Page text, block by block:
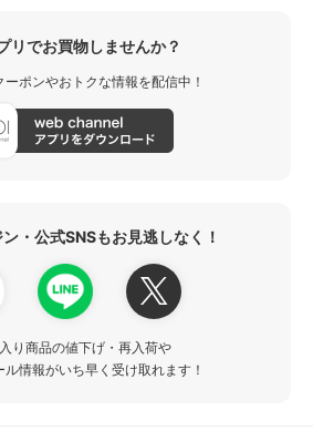
リでお買物しませんか？
ーポンやおトクな情報を配信中！
・公式SNSもお見逃しなく！
り商品の値下げ・再入荷や
ル情報がいち早く受け取れます！